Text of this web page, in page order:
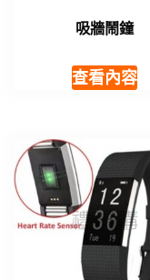
吸牆鬧鐘
查看內容